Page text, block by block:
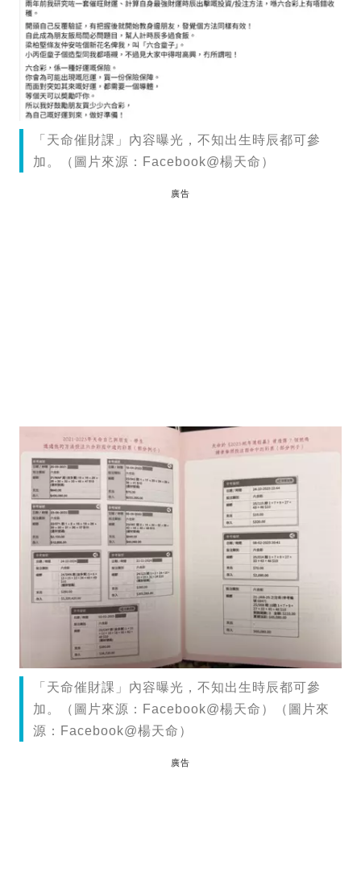
「天命催財課」內容曝光，不知出生時辰都可參
加。（圖片來源：Facebook@楊天命）
廣告
「天命催財課」內容曝光，不知出生時辰都可參
加。（圖片來源：Facebook@楊天命）（圖片來
源：Facebook@楊天命）
廣告